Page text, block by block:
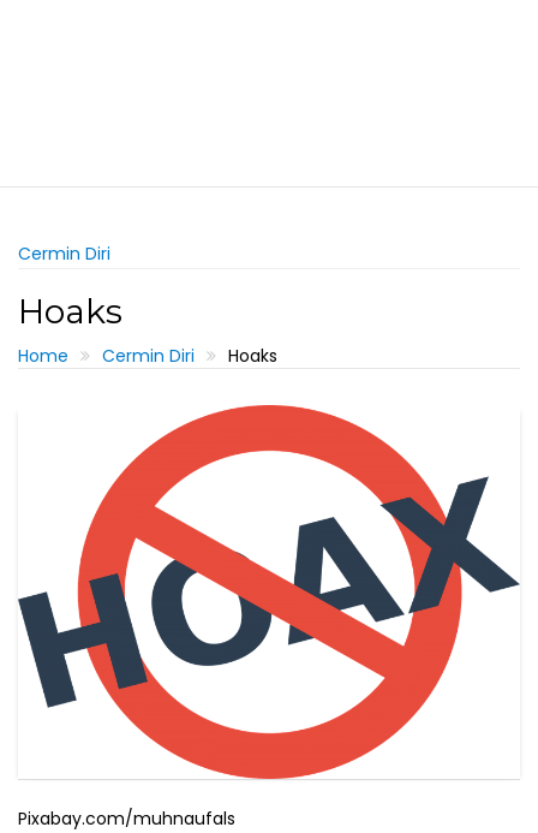
Cermin Diri
Hoaks
Home Cermin Diri Hoaks
Pixabay.com/muhnaufals